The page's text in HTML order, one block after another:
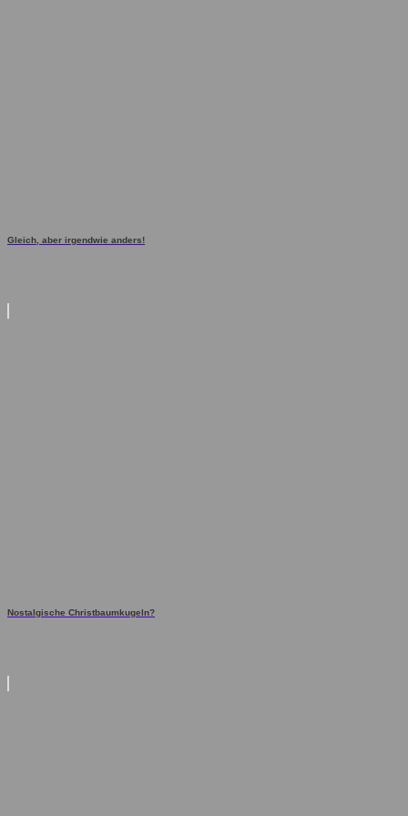
Gleich, aber irgendwie anders!
Nostalgische Christbaumkugeln?